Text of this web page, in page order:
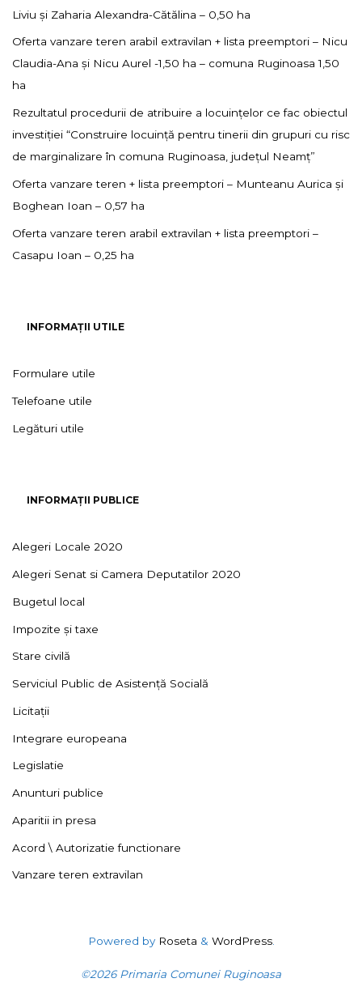
Liviu și Zaharia Alexandra-Cătălina – 0,50 ha
Oferta vanzare teren arabil extravilan + lista preemptori – Nicu
Claudia-Ana și Nicu Aurel -1,50 ha – comuna Ruginoasa 1,50
ha
Rezultatul procedurii de atribuire a locuințelor ce fac obiectul
investiției “Construire locuință pentru tinerii din grupuri cu risc
de marginalizare în comuna Ruginoasa, județul Neamț”
Oferta vanzare teren + lista preemptori – Munteanu Aurica și
Boghean Ioan – 0,57 ha
Oferta vanzare teren arabil extravilan + lista preemptori –
Casapu Ioan – 0,25 ha
INFORMAȚII UTILE
Formulare utile
Telefoane utile
Legături utile
INFORMAȚII PUBLICE
Alegeri Locale 2020
Alegeri Senat si Camera Deputatilor 2020
Bugetul local
Impozite și taxe
Stare civilă
Serviciul Public de Asistență Socială
Licitații
Integrare europeana
Legislatie
Anunturi publice
Aparitii in presa
Acord \ Autorizatie functionare
Vanzare teren extravilan
Powered byRoseta & WordPress.
©2026 Primaria Comunei Ruginoasa